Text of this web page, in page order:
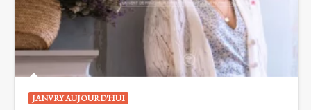
JANVRY AUJOURD'HUI